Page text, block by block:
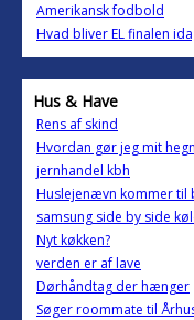
Amerikansk fodbold
Hvad bliver EL finalen
Hus & Have
Rens af skind
Hvordan gør jeg mit
jernhandel kbh
Huslejenævn kommer til
samsung side by side
Nyt køkken?
verden er af lave
Dørhåndtag der hænger
Søger roommate til